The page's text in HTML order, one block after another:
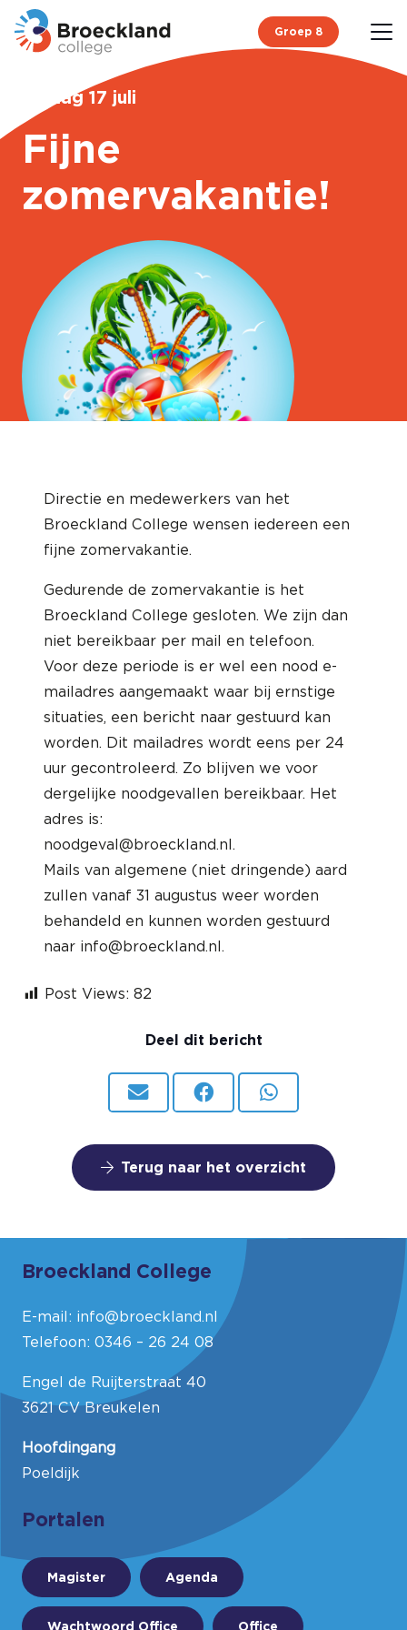
Groep 8
vrijdag 17 juli
Fijne
zomervakantie!
Directie en medewerkers van het
Broeckland College wensen iedereen een
fijne zomervakantie.
Gedurende de zomervakantie is het
Broeckland College gesloten. We zijn dan
niet bereikbaar per mail en telefoon.
Voor deze periode is er wel een nood e-
mailadres aangemaakt waar bij ernstige
situaties, een bericht naar gestuurd kan
worden. Dit mailadres wordt eens per 24
uur gecontroleerd. Zo blijven we voor
dergelijke noodgevallen bereikbaar. Het
adres is:
noodgeval@broeckland.nl.
Mails van algemene (niet dringende) aard
zullen vanaf 31 augustus weer worden
behandeld en kunnen worden gestuurd
naar info@broeckland.nl.
Post Views: 82
Deel dit bericht
Terug naar het overzicht
Broeckland College
E-mail: info@broeckland.nl
Telefoon: 0346 – 26 24 08
Engel de Ruijterstraat 40
3621 CV Breukelen
Hoofdingang
Poeldijk
Portalen
Magister Agenda
Wachtwoord Office Office